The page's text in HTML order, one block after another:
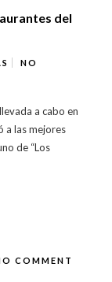
del
NO
a cabo en
a las mejores
de “Los
COMMENT